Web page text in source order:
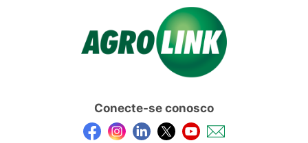
Conecte-se conosco